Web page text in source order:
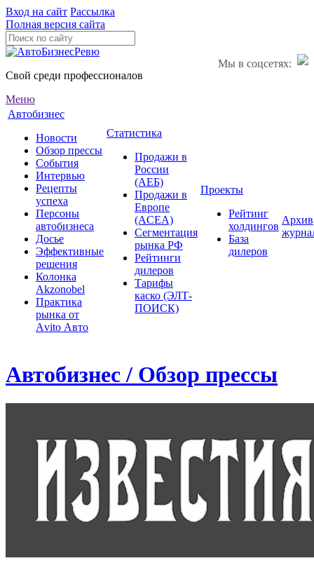
Вход на сайт Рассылка
Полная версия сайта
Мы в соцсетях:
Свой среди профессионалов
Меню
Автобизнес
Новости
Обзор прессы
События
Интервью
Рецепты
успеха
Персоны
автобизнеса
Досье
Эффективные
решения
Колонка
Akzonobel
Практика
рынка от
Аvito Авто
Статистика
Продажи в
России
(АЕБ)
Продажи в
Европе
(ACEA)
Сегментация
рынка РФ
Рейтинги
дилеров
Тарифы
каско (ЭЛТ-
ПОИСК)
Проекты
Рейтинг
холдингов
База
дилеров
Архив
Автобизнес / Обзор прессы